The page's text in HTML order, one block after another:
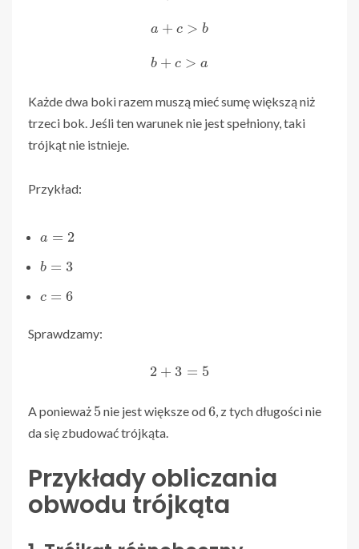
a+ c >b
b +c >a
Każde dwa boki razem muszą mieć sumę większą niż
trzeci bok. Jeśli ten warunek nie jest spełniony, taki
trójkąt nie istnieje.
Przykład:
b
Sprawdzamy:
2 3 =5
A ponieważ 5 nie jest większe od6 , z tych długości nie
da się zbudować trójkąta.
Przykłady obliczania
obwodu trójkąta